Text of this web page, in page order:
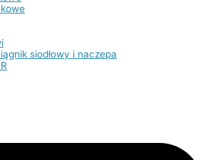
siodłowy i naczepa